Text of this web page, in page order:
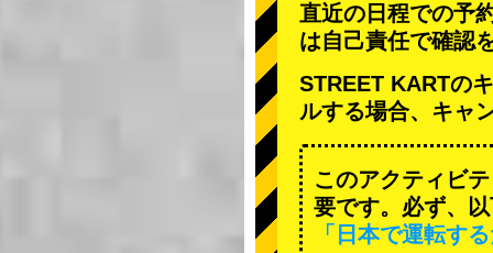
直近の日程での予
は自己責任で確認
STREET KARTの
ルする場合、キャ
このアクティビ
要です。必ず、
「日本で運転す